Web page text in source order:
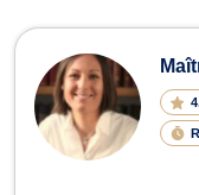
Avocats en